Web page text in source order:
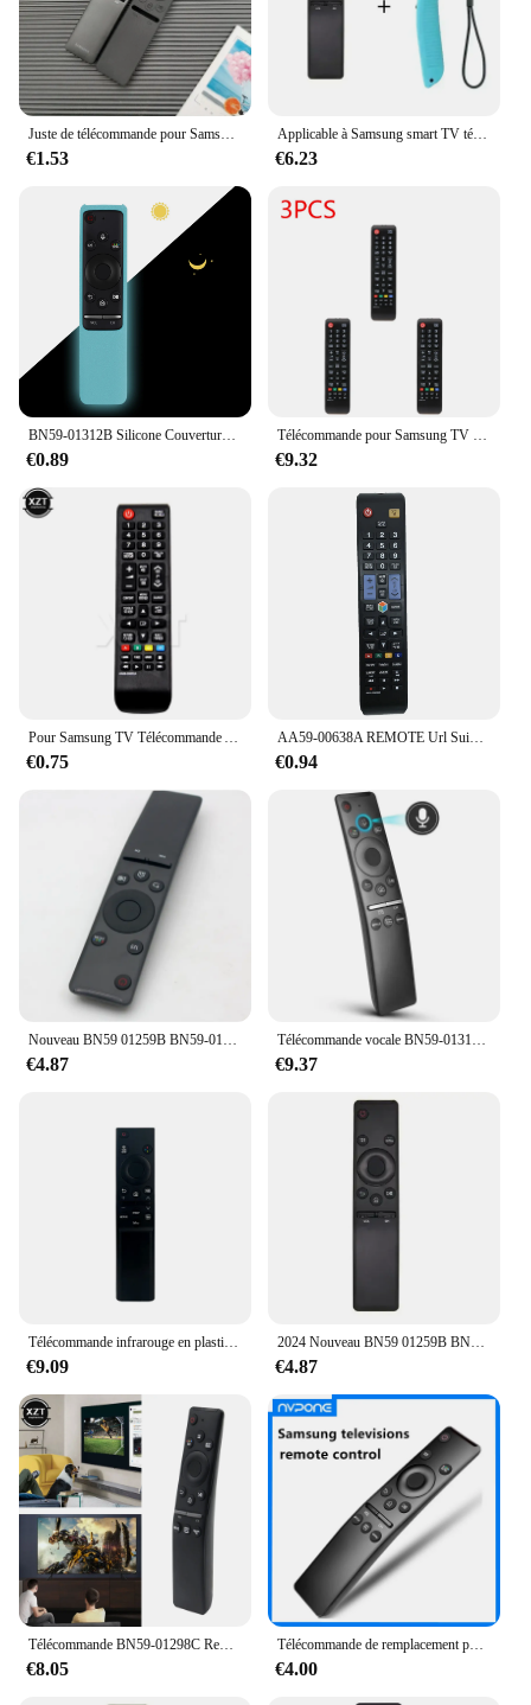
€1.53
Applicable à Samsung smart TV télécommande BN59-01259B BN59-01259D/C 1260E HD 4K LCD
€6.23
BN59-01312B Silicone Couverture Fit pour Samsung TV Voix Télécommande Cas BN59-01312H BN59-01312F BN59-01312M RMCSPR1B Antichoc
€0.89
Télécommande pour Samsung TV Smart TV Télécommande pour TV aa59-00603a AA59-00741A AA59-00496A uto 59 Télécommande universelle
€9.32
Pour Samsung TV Télécommande AA59-00602A AA59-00666A AA59-00741A AA59-00496A pour LCD LED SMART TV uto 59 Universel Télécommande
€0.75
AA59-00638A REMOTE Url Suibale pour Samsung
€0.94
Nouveau BN59 01259B BN59-01259D Remplacer Télécommande Fit pour Samsung Smart 4K UHD TV Série 6 UN40KU6gaining UN40KU6290F
€4.87
Télécommande vocale BN59-01312F compatible pour Samsung Smart TV QLED UHD 4K 8K Fonctionne pour Q60 Q70 Q80 Q90 Série 8 Série 9 TU8000 AU8000
€9.37
Télécommande infrarouge en plastique BN59-01388 TV d'ABS avec le premier raccourci vidéo, fonction prédire compatible avec tous les Samsung Smart TV
€9.09
2024 Nouveau BN59 01259B BN59-01259D Remplacer Télécommande Fit pour Samsung Smart 4K UHD TV Série 6 UN40KU6gaining UN40KU6290F
€4.87
Télécommande BN59-01298C Remplacement pour Samsung 4K Intelligent HD LCD TV BN59-01275A BN59-01298 G/D BN59-012982J Cotrmatérielle
€8.05
Télécommande de remplacement pour tous les téléviseurs Samsung LED QLED UHD SUHD HDR Cadre LCD
€4.00